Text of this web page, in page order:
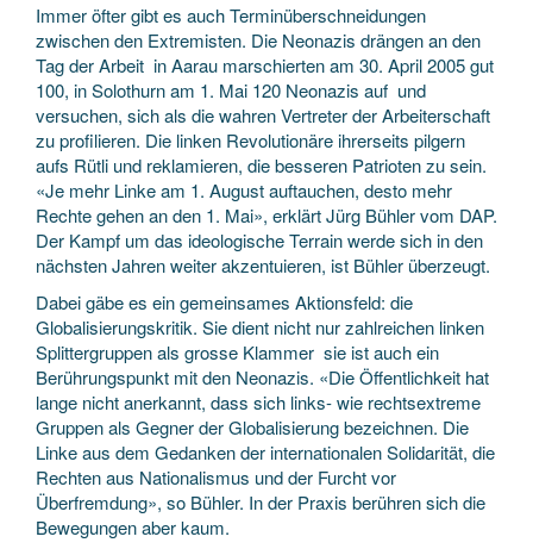
Immer öfter gibt es auch Terminüberschneidungen
zwischen den Extremisten. Die Neonazis drängen an den
Tag der Arbeit ­ in Aarau marschierten am 30. April 2005 gut
100, in Solothurn am 1. Mai 120 Neonazis auf ­ und
versuchen, sich als die wahren Vertreter der Arbeiterschaft
zu profilieren. Die linken Revolutionäre ihrerseits pilgern
aufs Rütli und reklamieren, die besseren Patrioten zu sein.
«Je mehr Linke am 1. August auftauchen, desto mehr
Rechte gehen an den 1. Mai», erklärt Jürg Bühler vom DAP.
Der Kampf um das ideologische Terrain werde sich in den
nächsten Jahren weiter akzentuieren, ist Bühler überzeugt.
Dabei gäbe es ein gemeinsames Aktionsfeld: die
Globalisierungskritik. Sie dient nicht nur zahlreichen linken
Splittergruppen als grosse Klammer ­ sie ist auch ein
Berührungspunkt mit den Neonazis. «Die Öffentlichkeit hat
lange nicht anerkannt, dass sich links- wie rechtsextreme
Gruppen als Gegner der Globalisierung bezeichnen. Die
Linke aus dem Gedanken der internationalen Solidarität, die
Rechten aus Nationalismus und der Furcht vor
Überfremdung», so Bühler. In der Praxis berühren sich die
Bewegungen aber kaum.